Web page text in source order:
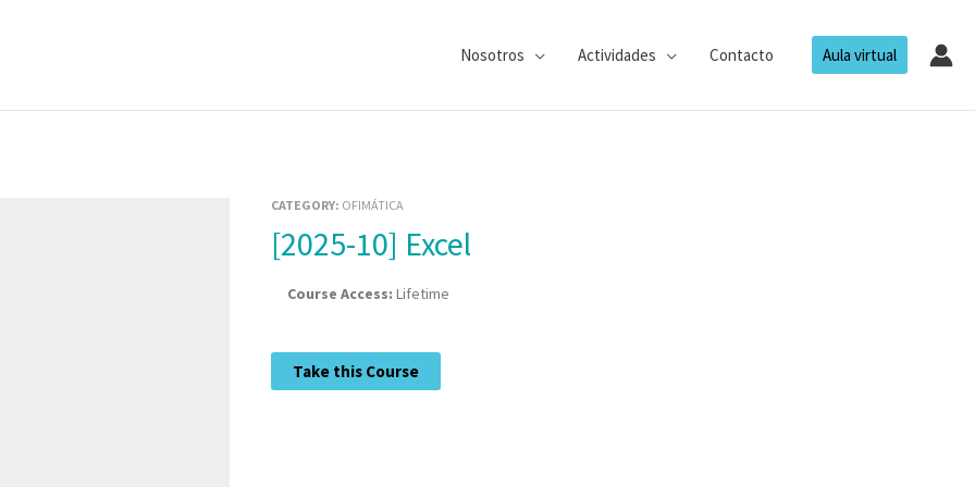
Nosotros Actividades Contacto Aula virtual
CATEGORY: OFIMÁTICA
[2025-10] Excel
Course Access:Lifetime
Take this Course